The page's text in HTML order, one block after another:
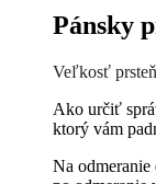
Pánsky
Veľkosť
Ako určiť
ktorý vám
Na